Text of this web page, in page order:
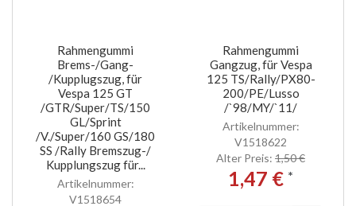
Rahmengummi
Brems-/Gang-
/Kupplugszug, für
Vespa 125 GT
/GTR/Super/TS/150
GL/Sprint
/V./Super/160 GS/180
SS /Rally Bremszug-/
Kupplungszug für...
Artikelnummer:
V1518654
Rahmengummi
Gangzug, für Vespa
125 TS/Rally/PX80-
200/PE/Lusso
/`98/MY/`11/
Artikelnummer:
V1518622
Alter Preis: 1,50 €
1,47 € *